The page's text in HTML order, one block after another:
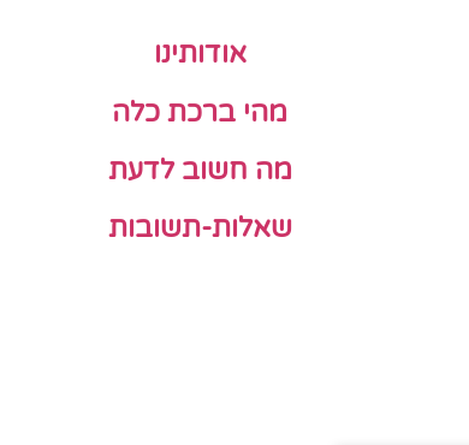
אודותינו
מהי ברכת כלה
מה חשוב לדעת
שאלות-תשובות